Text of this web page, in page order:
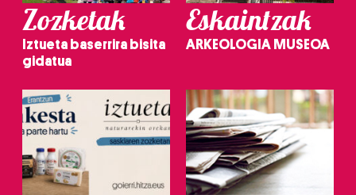
Zozketak
Iztueta baserrira bisita
gidatua
Eskaintzak
ARKEOLOGIA MUSEOA